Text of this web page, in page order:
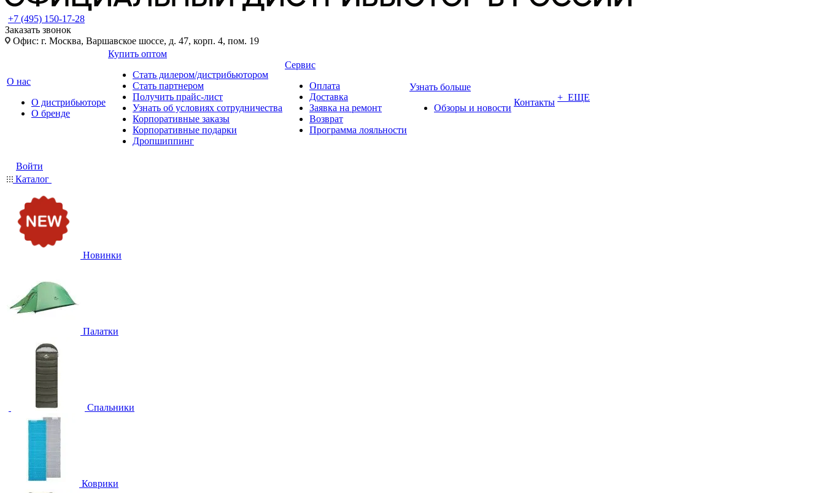
+7 (495) 150-17-28
Заказать звонок
Офис: г. Москва, Варшавское шоссе, д. 47, корп. 4, пом. 19
О нас
О дистрибьюторе
О бренде
Купить оптом
Стать дилером/дистрибьютором
Стать партнером
Получить прайс-лист
Узнать об условиях сотрудничества
Корпоративные заказы
Корпоративные подарки
Дропшиппинг
Сервис
Оплата
Доставка
Заявка на ремонт
Возврат
Программа лояльности
Узнать больше
Обзоры и новости
Контакты + ЕЩЕ
Войти
Каталог
Новинки
Палатки
Спальники
Коврики